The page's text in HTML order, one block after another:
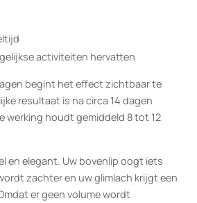
activiteiten hervatten
begint het effect zichtbaar te
resultaat is na circa 14 dagen
werking houdt gemiddeld 8 tot 12
en elegant. Uw bovenlip oogt iets
zachter en uw glimlach krijgt een
er geen volume wordt